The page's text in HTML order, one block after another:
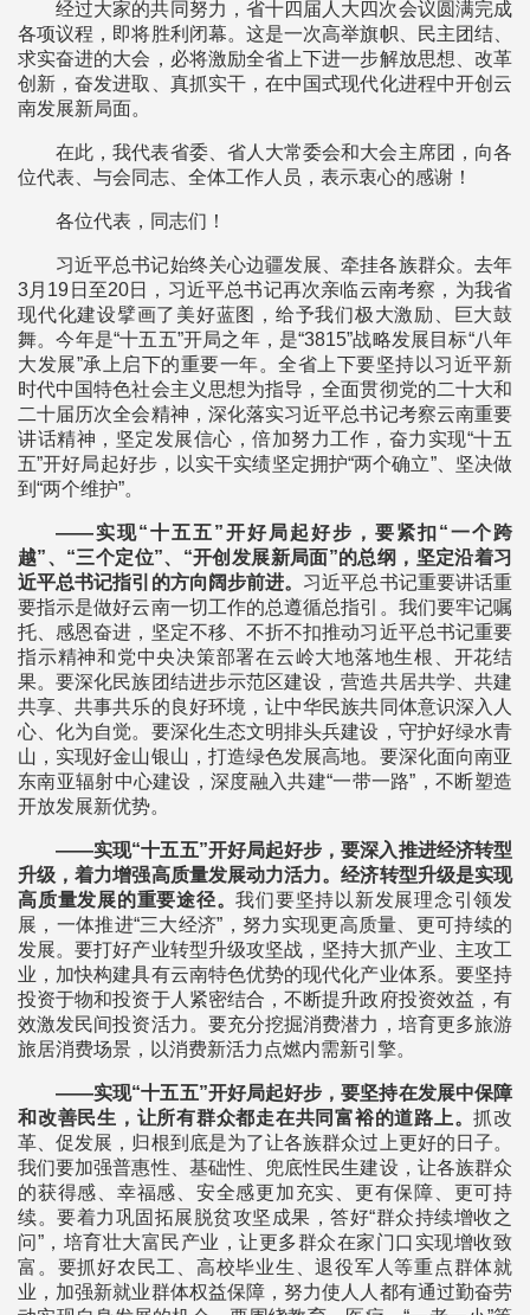
经过大家的共同努力，省十四届人大四次会议圆满完成
各项议程，即将胜利闭幕。这是一次高举旗帜、民主团结、
求实奋进的大会，必将激励全省上下进一步解放思想、改革
创新，奋发进取、真抓实干，在中国式现代化进程中开创云
南发展新局面。
在此，我代表省委、省人大常委会和大会主席团，向各
位代表、与会同志、全体工作人员，表示衷心的感谢！
各位代表，同志们！
习近平总书记始终关心边疆发展、牵挂各族群众。去年
3月19日至20日，习近平总书记再次亲临云南考察，为我省
现代化建设擘画了美好蓝图，给予我们极大激励、巨大鼓
舞。今年是“十五五”开局之年，是“3815”战略发展目标“八年
大发展”承上启下的重要一年。全省上下要坚持以习近平新
时代中国特色社会主义思想为指导，全面贯彻党的二十大和
二十届历次全会精神，深化落实习近平总书记考察云南重要
讲话精神，坚定发展信心，倍加努力工作，奋力实现“十五
五”开好局起好步，以实干实绩坚定拥护“两个确立”、坚决做
到“两个维护”。
——实现“十五五”开好局起好步，要紧扣“一个跨
越”、“三个定位”、“开创发展新局面”的总纲，坚定沿着习
近平总书记指引的方向阔步前进。 习近平总书记重要讲话重
要指示是做好云南一切工作的总遵循总指引。我们要牢记嘱
托、感恩奋进，坚定不移、不折不扣推动习近平总书记重要
指示精神和党中央决策部署在云岭大地落地生根、开花结
果。要深化民族团结进步示范区建设，营造共居共学、共建
共享、共事共乐的良好环境，让中华民族共同体意识深入人
心、化为自觉。要深化生态文明排头兵建设，守护好绿水青
山，实现好金山银山，打造绿色发展高地。要深化面向南亚
东南亚辐射中心建设，深度融入共建“一带一路”，不断塑造
开放发展新优势。
——实现“十五五”开好局起好步，要深入推进经济转型
升级，着力增强高质量发展动力活力。经济转型升级是实现
高质量发展的重要途径。我们要坚持以新发展理念引领发
展，一体推进“三大经济”，努力实现更高质量、更可持续的
发展。要打好产业转型升级攻坚战，坚持大抓产业、主攻工
业，加快构建具有云南特色优势的现代化产业体系。要坚持
投资于物和投资于人紧密结合，不断提升政府投资效益，有
效激发民间投资活力。要充分挖掘消费潜力，培育更多旅游
旅居消费场景，以消费新活力点燃内需新引擎。
——实现“十五五”开好局起好步，要坚持在发展中保障
和改善民生，让所有群众都走在共同富裕的道路上。抓改
革、促发展，归根到底是为了让各族群众过上更好的日子。
我们要加强普惠性、基础性、兜底性民生建设，让各族群众
的获得感、幸福感、安全感更加充实、更有保障、更可持
续。要着力巩固拓展脱贫攻坚成果，答好“群众持续增收之
问”，培育壮大富民产业，让更多群众在家门口实现增收致
富。要抓好农民工、高校毕业生、退役军人等重点群体就
业，加强新就业群体权益保障，努力使人人都有通过勤奋劳